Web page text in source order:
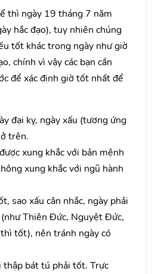
thì ngày 19 tháng 7 năm
hắc đạo), tuy nhiên chúng
tốt khác trong ngày như giờ
chính vì vậy các bạn cần
để xác định giờ tốt nhất để
đại kỵ, ngày xấu (tương ứng
trên.
xung khắc với bản mệnh
xung khắc với ngũ hành
sao xấu cân nhắc, ngày phải
Thiên Đức, Nguyệt Đức,
tốt), nên tránh ngày có
thập bát tú phải tốt. Trực